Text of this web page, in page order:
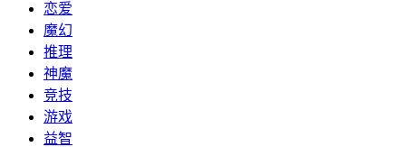
恋爱
魔幻
推理
神魔
竞技
游戏
益智